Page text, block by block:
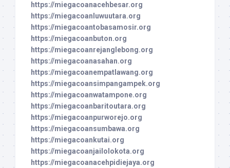
https://miegacoanacehbesar.org
https://miegacoanluwuutara.org
https://miegacoantobasamosir.org
https://miegacoanbuton.org
https://miegacoanrejanglebong.org
https://miegacoanasahan.org
https://miegacoanempatlawang.org
https://miegacoansimpangampek.org
https://miegacoanwatampone.org
https://miegacoanbaritoutara.org
https://miegacoanpurworejo.org
https://miegacoansumbawa.org
https://miegacoankutai.org
https://miegacoanjailolokota.org
https://miegacoanacehpidiejaya.org